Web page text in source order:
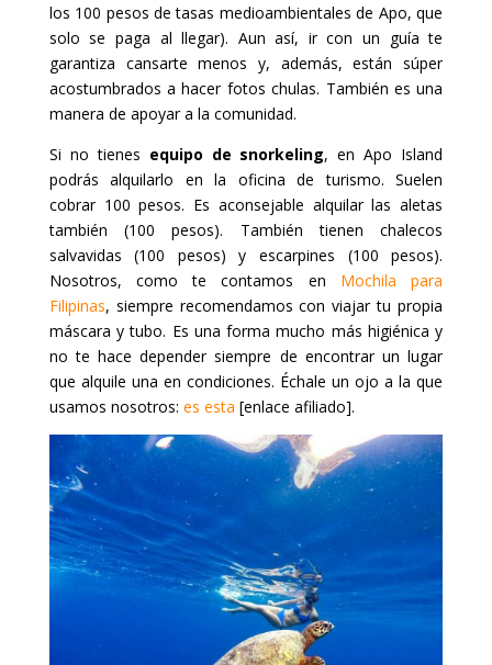
los 100 pesos de tasas medioambientales de Apo, que
solo se paga al llegar). Aun así, ir con un guía te
garantiza cansarte menos y, además, están súper
acostumbrados a hacer fotos chulas. También es una
manera de apoyar a la comunidad.
Si no tienes equipo de snorkeling, en Apo Island
podrás alquilarlo en la oficina de turismo. Suelen
cobrar 100 pesos. Es aconsejable alquilar las aletas
también (100 pesos). También tienen chalecos
salvavidas (100 pesos) y escarpines (100 pesos).
Nosotros, como te contamos en Mochila para
Filipinas, siempre recomendamos con viajar tu propia
máscara y tubo. Es una forma mucho más higiénica y
no te hace depender siempre de encontrar un lugar
que alquile una en condiciones. Échale un ojo a la que
usamos nosotros: es esta [enlace afiliado].